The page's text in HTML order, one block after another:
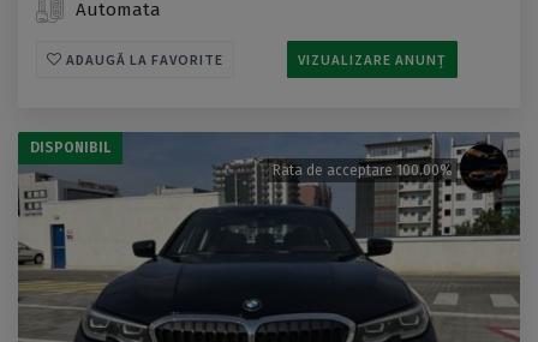
Automata
ADAUGĂ LA FAVORITE VIZUALIZARE ANUNȚ
Rata de acceptare 100.00%
DISPONIBIL